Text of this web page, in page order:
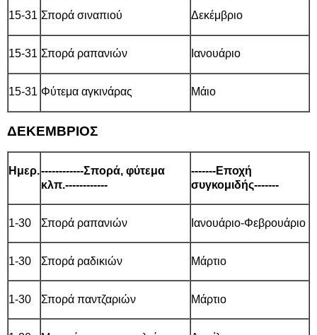
15-31 Σπορά σιναπιού Δεκέμβριο
15-31 Σπορά ραπανιών Ιανουάριο
15-31 Φύτεμα αγκινάρας Μάιο
ΔΕΚΕΜΒΡΙΟΣ
Ημερ.------------Σπορά, φύτεμα
κλπ.------------
-------Εποχή
συγκομιδής-------
1-30 Σπορά ραπανιών Ιανουάριο-Φεβρουάριο
1-30 Σπορά ραδικιών Μάρτιο
1-30 Σπορά παντζαριών Μάρτιο